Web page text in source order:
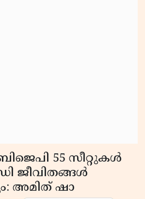
55 സീറ്റുകള്‍
ജീവിതങ്ങള്‍
അമിത് ഷാ